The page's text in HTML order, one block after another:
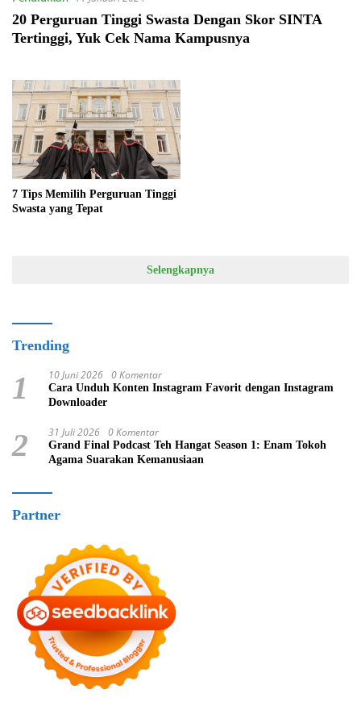
20 Perguruan Tinggi Swasta Dengan Skor SINTA
Tertinggi, Yuk Cek Nama Kampusnya
7 Tips Memilih Perguruan Tinggi
Swasta yang Tepat
Selengkapnya
Trending
1 10 Juni 2026 0 Komentar
Cara Unduh Konten Instagram Favorit dengan Instagram
Downloader
2 31 Juli 2026 0 Komentar
Grand Final Podcast Teh Hangat Season 1: Enam Tokoh
Agama Suarakan Kemanusiaan
Partner